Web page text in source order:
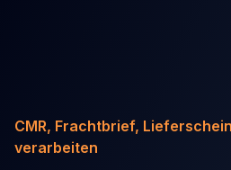
CMR, Frachtbrief,
verarbeiten